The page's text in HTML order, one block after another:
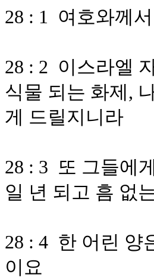
28 : 1 여호와께
28 : 2 이스라엘
식물 되는 화제,
게 드릴지니라
28 : 3 또 그들에
일 년 되고 흠 없
28 : 4 한 어린 양
이요